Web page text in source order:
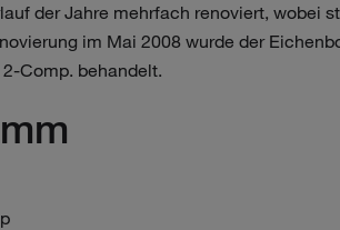
der Jahre mehrfach renoviert, wobei
im Mai 2008 wurde der
Comp. behandelt.